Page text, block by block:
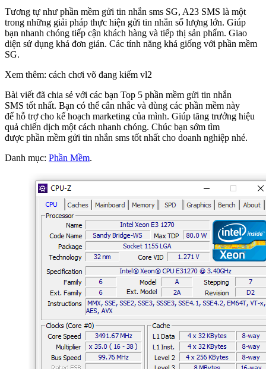
Tương tự như phần mềm gửi tin nhắn sms SG, A23 SMS là một
trong những giải pháp thực hiện gửi tin nhắn số lượng lớn. Giúp
bạn nhanh chóng tiếp cận khách hàng và tiếp thị sản phẩm. Giao
diện sử dụng khá đơn giản. Các tính năng khá giống với phần mềm
SG.
Xem thêm: cách chơi võ đang kiếm vl2
Bài viết đã chia sẻ với các bạn Top 5 phần mềm gửi tin nhắn
SMS tốt nhất. Bạn có thể cân nhắc và dùng các phần mềm này
để hỗ trợ cho kế hoạch marketing của mình. Giúp tăng trưởng hiệu
quả chiến dịch một cách nhanh chóng. Chúc bạn sớm tìm
được phần mềm gửi tin nhắn sms tốt nhất cho doanh nghiệp nhé.
Danh mục: Phần Mềm.